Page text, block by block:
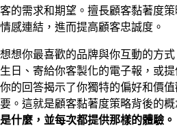
客的需求和期望。擅長顧客黏著度
情感連結，進而提高顧客忠誠度。
想想你最喜歡的品牌與你互動的方
生日、寄給你客製化的電子報，或
你的回答揭示了你獨特的偏好和價
要。這就是顧客黏著度策略背後的概
是什麼，並每次都提供那樣的體驗。